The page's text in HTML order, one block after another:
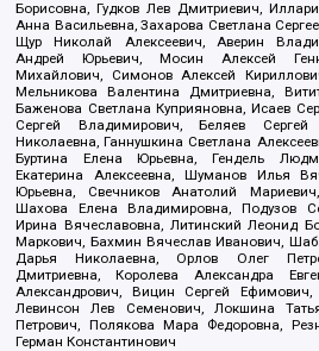
Борисовна, Гудков Лев Дмитриевич,
Анна Васильевна, Захарова Светлана
Щур Николай Алексеевич, Аверин
Андрей Юрьевич, Мосин Алексей
Михайлович, Симонов Алексей
Мельникова Валентина Дмитриевна,
Баженова Светлана Куприяновна, Исаев
Сергей Владимирович, Беляев
Николаевна, Ганнушкина Светлана
Буртина Елена Юрьевна, Гендель
Екатерина Алексеевна, Шуманов Илья
Юрьевна, Свечников Анатолий
Шахова Елена Владимировна, Подузов
Ирина Вячеславовна, Литинский Леонид
Маркович, Бахмин Вячеслав Иванович,
Дарья Николаевна, Орлов Олег
Дмитриевна, Королева Александра
Александрович, Вицин Сергей Ефимович,
Левинсон Лев Семенович, Локшина
Петрович, Полякова Мара Федоровна,
Герман Константинович